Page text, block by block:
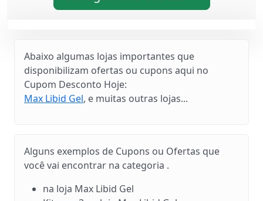
Abaixo algumas lojas importantes que
disponibilizam ofertas ou cupons aqui no
Cupom Desconto Hoje:
Max Libid Gel, e muitas outras lojas...
Alguns exemplos de Cupons ou Ofertas que
você vai encontrar na categoria .
na loja Max Libid Gel